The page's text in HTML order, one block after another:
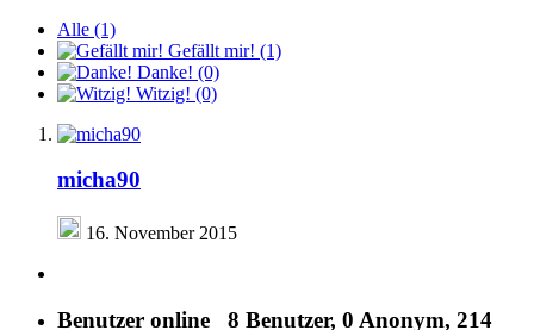
Alle (1)
Gefällt mir! (1)
Danke! (0)
Witzig! (0)
micha90
16. November 2015
Benutzer online 8 Benutzer, 0 Anonym, 214